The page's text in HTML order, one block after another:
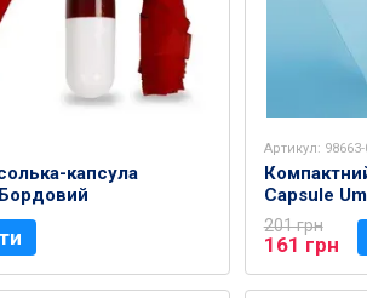
капсула
Артикул: 98663-
Capsule
201 грн
161 грн